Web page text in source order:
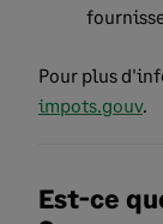
Pour plus
impots.gouv.
Est-ce